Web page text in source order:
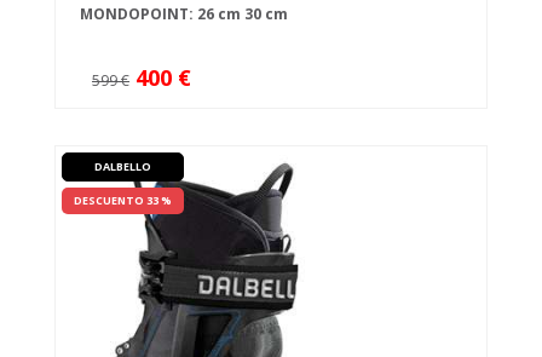
MONDOPOINT: 26 cm 30 cm
599 € 400 €
DALBELLO
DESCUENTO 33 %